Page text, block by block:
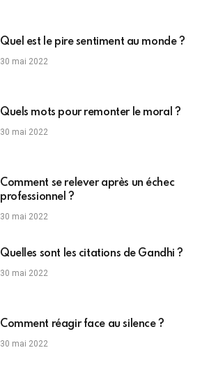
Quel est le pire sentiment au monde ?
30 mai 2022
Quels mots pour remonter le moral ?
30 mai 2022
Comment se relever après un échec
professionnel ?
30 mai 2022
Quelles sont les citations de Gandhi ?
30 mai 2022
Comment réagir face au silence ?
30 mai 2022